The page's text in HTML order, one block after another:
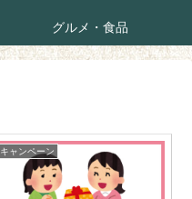
グルメ・食品
キャンペーン